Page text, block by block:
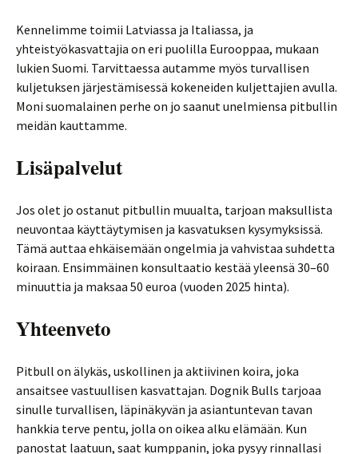
Kennelimme toimii Latviassa ja Italiassa, ja
yhteistyökasvattajia on eri puolilla Eurooppaa, mukaan
lukien Suomi. Tarvittaessa autamme myös turvallisen
kuljetuksen järjestämisessä kokeneiden kuljettajien avulla.
Moni suomalainen perhe on jo saanut unelmiensa pitbullin
meidän kauttamme.
Lisäpalvelut
Jos olet jo ostanut pitbullin muualta, tarjoan maksullista
neuvontaa käyttäytymisen ja kasvatuksen kysymyksissä.
Tämä auttaa ehkäisemään ongelmia ja vahvistaa suhdetta
koiraan. Ensimmäinen konsultaatio kestää yleensä 30–60
minuuttia ja maksaa 50 euroa (vuoden 2025 hinta).
Yhteenveto
Pitbull on älykäs, uskollinen ja aktiivinen koira, joka
ansaitsee vastuullisen kasvattajan. Dognik Bulls tarjoaa
sinulle turvallisen, läpinäkyvän ja asiantuntevan tavan
hankkia terve pentu, jolla on oikea alku elämään. Kun
panostat laatuun, saat kumppanin, joka pysyy rinnallasi